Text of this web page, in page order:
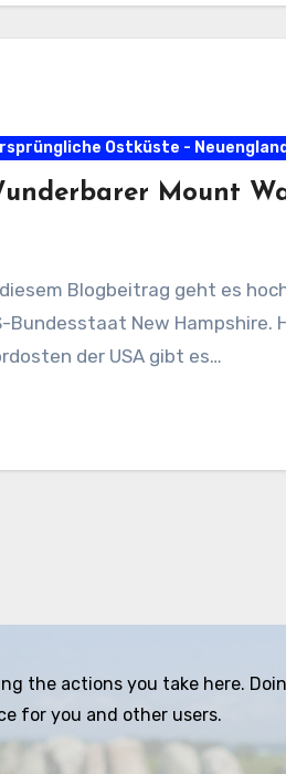
Ostküste -
Mount
Blogbeitrag geht es
Bundesstaat New Hampshire.
der USA gibt es…
the actions you take here.
for you and other users.